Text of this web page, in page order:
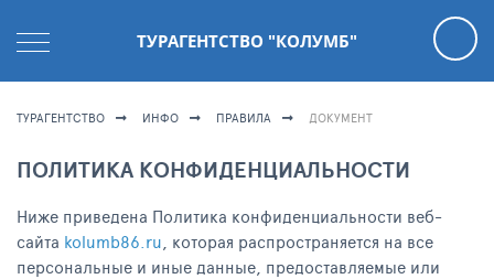
ТУРАГЕНТСТВО "КОЛУМБ"
ТУРАГЕНТСТВО ИНФО ПРАВИЛА ДОКУМЕНТ
ПОЛИТИКА КОНФИДЕНЦИАЛЬНОСТИ
Ниже приведена Политика конфиденциальности веб-
сайта kolumb86.ru , которая распространяется на все
персональные и иные данные, предоставляемые или